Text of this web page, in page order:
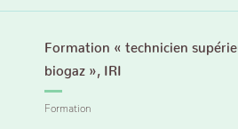
Formation « technicien
biogaz », IRI
Formation